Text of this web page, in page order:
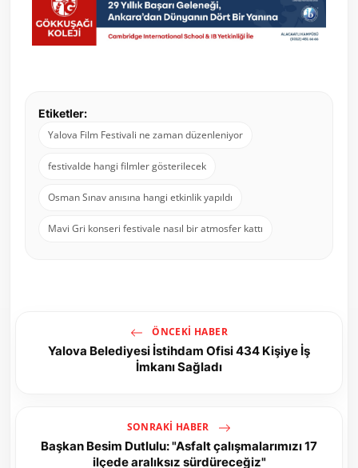
Etiketler:
Yalova Film Festivali ne zaman düzenleniyor
festivalde hangi filmler gösterilecek
Osman Sınav anısına hangi etkinlik yapıldı
Mavi Gri konseri festivale nasıl bir atmosfer kattı
ÖNCEKI HABER
Yalova Belediyesi İstihdam Ofisi 434 Kişiye İş
İmkanı Sağladı
SONRAKI HABER
Başkan Besim Dutlulu: "Asfalt çalışmalarımızı 17
ilçede aralıksız sürdüreceğiz"